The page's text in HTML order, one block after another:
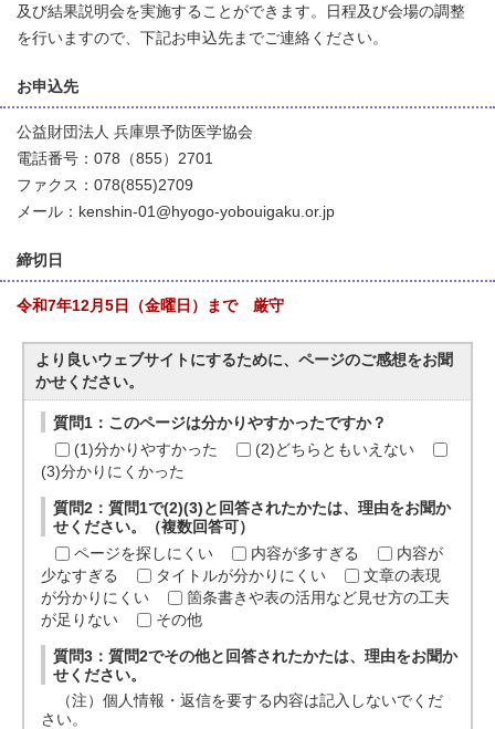
及び結果説明会を実施することができます。日程及び会場の調整
を行いますので、下記お申込先までご連絡ください。
お申込先
公益財団法人 兵庫県予防医学協会
電話番号：078（855）2701
ファクス：078(855)2709
メール：kenshin-01@hyogo-yobouigaku.or.jp
締切日
令和7年12月5日（金曜日）まで 厳守
より良いウェブサイトにするために、ページのご感想をお聞
かせください。
質問1：このページは分かりやすかったですか？
(1)分かりやすかった
(2)どちらともいえない
(3)分かりにくかった
質問2：質問1で(2)(3)と回答されたかたは、理由をお聞か
せください。（複数回答可）
ページを探しにくい
内容が多すぎる
内容が
少なすぎる
タイトルが分かりにくい
文章の表現
が分かりにくい
箇条書きや表の活用など見せ方の工夫
が足りない
その他
質問3：質問2でその他と回答されたかたは、理由をお聞か
せください。
（注）個人情報・返信を要する内容は記入しないでくだ
さい。